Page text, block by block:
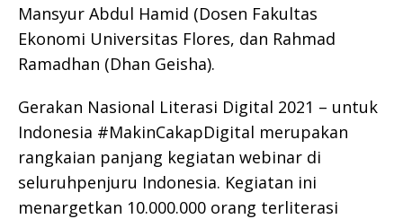
Mansyur Abdul Hamid (Dosen Fakultas
Ekonomi Universitas Flores, dan Rahmad
Ramadhan (Dhan Geisha).
Gerakan Nasional Literasi Digital 2021 – untuk
Indonesia #MakinCakapDigital merupakan
rangkaian panjang kegiatan webinar di
seluruhpenjuru Indonesia. Kegiatan ini
menargetkan 10.000.000 orang terliterasi